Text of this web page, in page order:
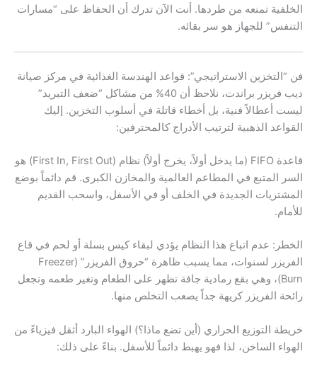
الخلفية تمنعه من طردها. أنت الآن تدرك أن الحفاظ على “مسارات
التنفس” للجهاز هو سر بقائه.
فن “التخزين الاستراتيجي”: قواعد الهندسة الغذائية في مركز صيانة
ديب فريزر براندت، نلاحظ أن 40% من مشاكل “ضعف التبريد”
ليست أعطالاً فنية، بل أخطاء قاتلة في أسلوب التخزين. إليك
القواعد الذهبية لترتيب الأدراج كالمحترفين:
قاعدة FIFO (ما يدخل أولاً، يخرج أولاً) نظام (First In, First Out) هو
السر المتبع في المطاعم العالمية والمخازن الكبرى. قم دائماً بوضع
المشتريات الجديدة في الخلف أو في الأسفل، واسحب القديم
للأمام.
الخطر: عدم اتباع هذا النظام يؤدي لبقاء كيس بسلة أو لحم في قاع
الفريزر لسنوات، مما يسبب ظاهرة “حروق الفريزر” (Freezer
Burn)، وهي بقع رمادية جافة تظهر على الطعام وتغير طعمه وتجعل
رائحة الفريزر كريهة جداً يصعب التخلص منها.
خريطة التوزيع الحراري (أين تضع ماذا؟) الهواء البارد أثقل فيزياءً من
الهواء الساخن، لذا فهو يهبط دائماً للأسفل. بناءً على ذلك: